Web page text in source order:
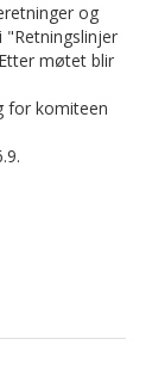
og
"Retningslinjer
møtet blir
for komiteen